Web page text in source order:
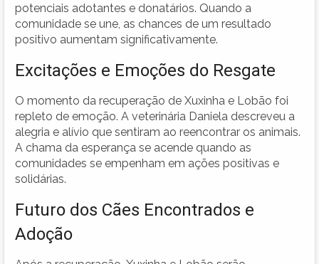
potenciais adotantes e donatários. Quando a
comunidade se une, as chances de um resultado
positivo aumentam significativamente.
Excitações e Emoções do Resgate
O momento da recuperação de Xuxinha e Lobão foi
repleto de emoção. A veterinária Daniela descreveu a
alegria e alívio que sentiram ao reencontrar os animais.
A chama da esperança se acende quando as
comunidades se empenham em ações positivas e
solidárias.
Futuro dos Cães Encontrados e
Adoção